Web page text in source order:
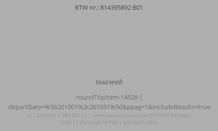
BTW nr.: 814395892 B01
TourWeb
NetMatch
roundTripItem-14528 |
departDate=%5b261001%2c261031%5d&ppag=1&includeResults=true
nl | Content | 380.0.0.13 | netm-web-ui-production-7f756f55dd-n6hzs
3:45:17 PM (3:45:16 PM) | 635 (601|489)